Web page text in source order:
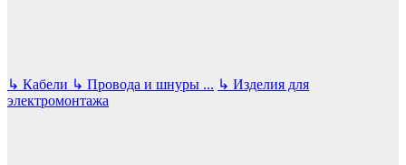
↳ Кабели ↳ Провода и шнуры ... ↳ Изделия для
электромонтажа